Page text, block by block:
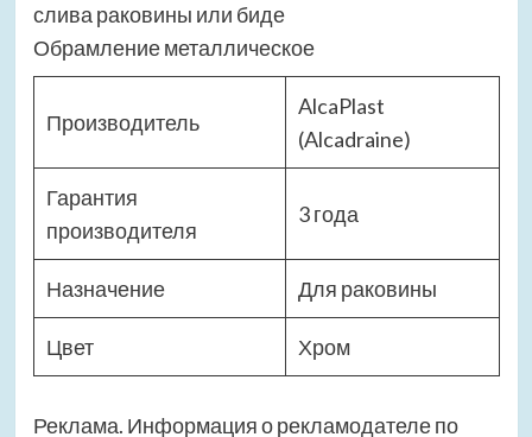
слива раковины или биде
Обрамление металлическое
Производитель
AlcaPlast
(Alcadraine)
Гарантия
производителя
3 года
Назначение Для раковины
Цвет Хром
Реклама. Информация о рекламодателе по